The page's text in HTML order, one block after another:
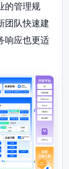
的管理规
团队快速建
响应也更适